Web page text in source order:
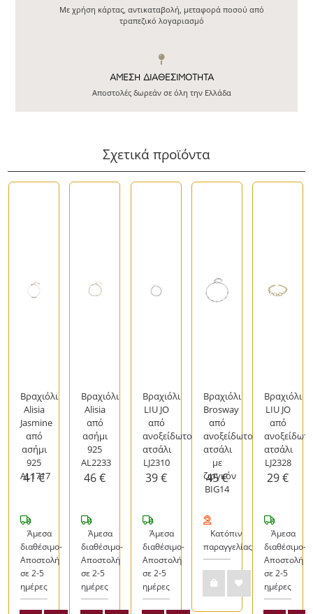
Με χρήση κάρτας, αντικαταβολή, μεταφορά ποσού από
τραπεζικό λογαριασμό
ΆΜΕΣΗ ΔΙΑΘΕΣΙΜΌΤΗΤΑ
Αποστολές δωρεάν σε όλη την Ελλάδα
Σχετικά προϊόντα
Βραχιόλι
Alisia
Jasmine
από
ασήμι
925
AL1717
41 €
Άμεσα
διαθέσιμο-
Αποστολή
σε 2-5
ημέρες
Βραχιόλι
Alisia
από
ασήμι
925
AL2233
46 €
Άμεσα
διαθέσιμο-
Αποστολή
σε 2-5
ημέρες
Βραχιόλι
LIU JO
από
ανοξείδωτο
ατσάλι
LJ2310
39 €
Άμεσα
διαθέσιμο-
Αποστολή
σε 2-5
ημέρες
Βραχιόλι
Brosway
από
ανοξείδωτο
ατσάλι
με
ζιργκόν
BIG14
45 €
Κατόπιν
παραγγελίας
Βραχιόλι
LIU JO
από
ανοξείδωτο
ατσάλι
LJ2328
29 €
Άμεσα
διαθέσιμο-
Αποστολή
σε 2-5
ημέρες